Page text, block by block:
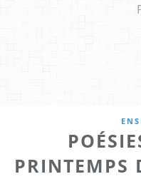
PRINTEMPS